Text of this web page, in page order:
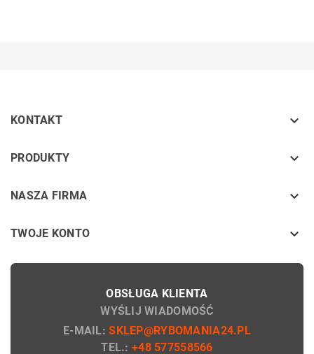
KONTAKT 
PRODUKTY keyboard_arrow_down
NASZA FIRMA keyboard_arrow_down
TWOJE KONTO 
OBSŁUGA KLIENTA
WYŚLIJ WIADOMOŚĆ
E-MAIL:SKLEP@RYBOMANIA24.PL
TEL.:+48 577558566